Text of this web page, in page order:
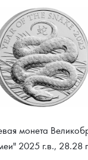
Цена выкупа
Звоните
монета
2025 г.в., 28.28 г